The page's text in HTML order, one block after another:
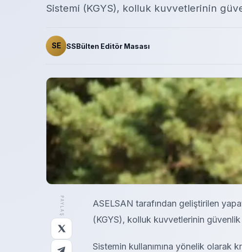
Sistemi (KGYS), kolluk kuvvetlerinin
SE SSBülten Editör Masası
PAYLAŞ
ASELSAN tarafından geliştirilen
(KGYS), kolluk kuvvetlerinin
Sistemin kullanımına yönelik olarak